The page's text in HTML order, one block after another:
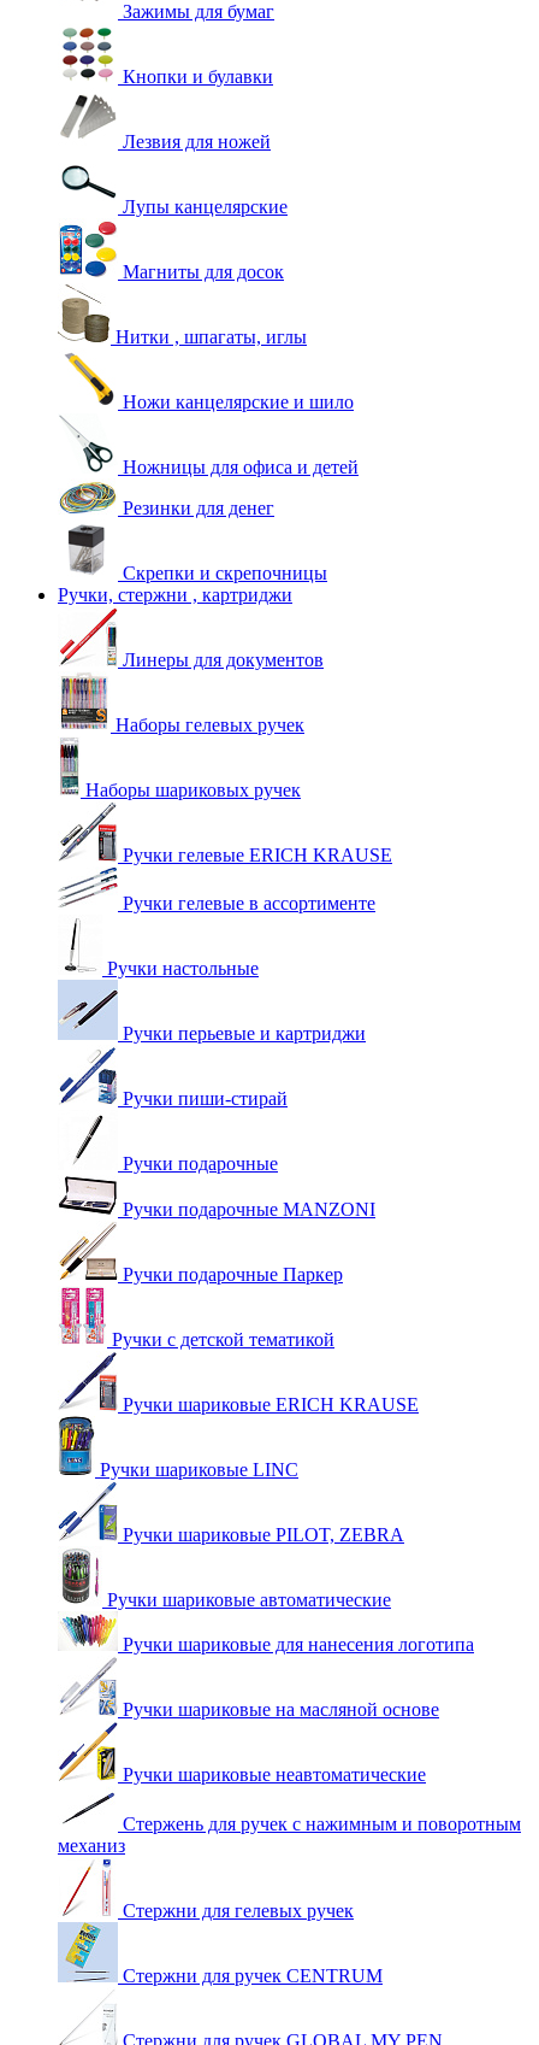
Зажимы для бумаг
Кнопки и булавки
Лезвия для ножей
Лупы канцелярские
Магниты для досок
Нитки , шпагаты, иглы
Ножи канцелярские и шило
Ножницы для офиса и детей
Резинки для денег
Скрепки и скрепочницы
Ручки, стержни , картриджи
Линеры для документов
Наборы гелевых ручек
Наборы шариковых ручек
Ручки гелевые ERICH KRAUSE
Ручки гелевые в ассортименте
Ручки настольные
Ручки перьевые и картриджи
Ручки пиши-стирай
Ручки подарочные
Ручки подарочные MANZONI
Ручки подарочные Паркер
Ручки с детской тематикой
Ручки шариковые ERICH KRAUSE
Ручки шариковые LINC
Ручки шариковые PILOT, ZEBRA
Ручки шариковые автоматические
Ручки шариковые для нанесения логотипа
Ручки шариковые на масляной основе
Ручки шариковые неавтоматические
Стержень для ручек с нажимным и поворотным
механиз
Стержни для гелевых ручек
Стержни для ручек CENTRUM
Стержни для ручек GLOBAL MY PEN